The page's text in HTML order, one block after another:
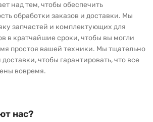
над тем, чтобы обеспечить
обработки заказов и доставки. Мы
запчастей и комплектующих для
в кратчайшие сроки, чтобы вы могли
простоя вашей техники. Мы тщательно
чтобы гарантировать, что все
вовремя.
нас?